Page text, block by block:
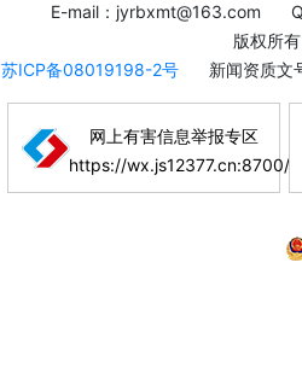
E-mail：jyrbxmt@163.com
版权所
苏ICP备08019198-2号
新闻资质
网上有害信息举报专区
https://wx.js12377.cn:8700/